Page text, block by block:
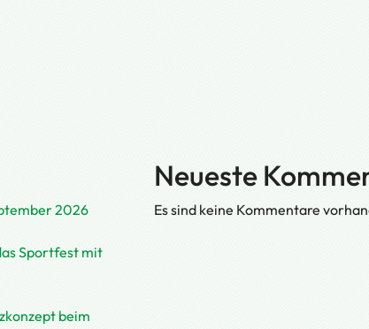
2026
Sportfest mit
beim
Neueste
Es sind keine Kommentare